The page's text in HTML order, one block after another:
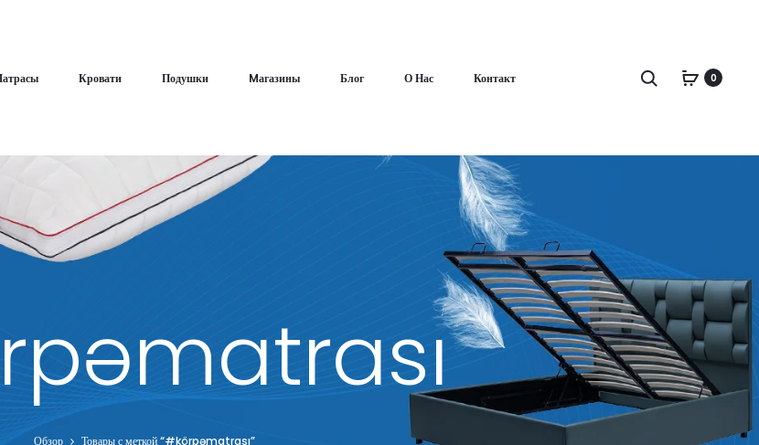
Кровати Подушки Mагазины Блог О Нас Контакт Поиск 0
Обзор Товары с меткой “#körpəmatrası”